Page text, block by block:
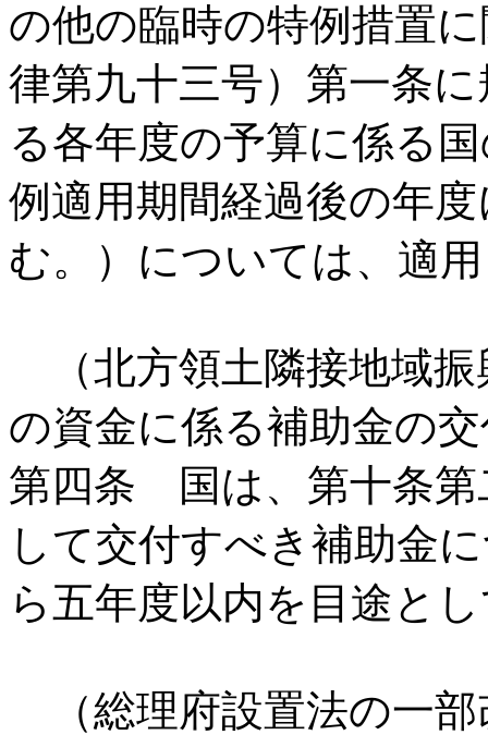
の他の臨時の特例措置
律第九十三号）第一条
る各年度の予算に係る
例適用期間経過後の年
む。）については、適
（北方領土隣接地域振
の資金に係る補助金の
第四条 国は、第十条第
して交付すべき補助金
ら五年度以内を目途と
（総理府設置法の一部